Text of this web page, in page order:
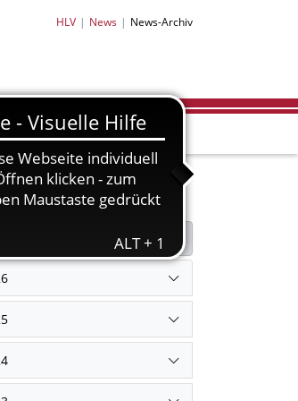
HLV News News-Archiv
HLV-
PARTNER
HLV-
SHOP